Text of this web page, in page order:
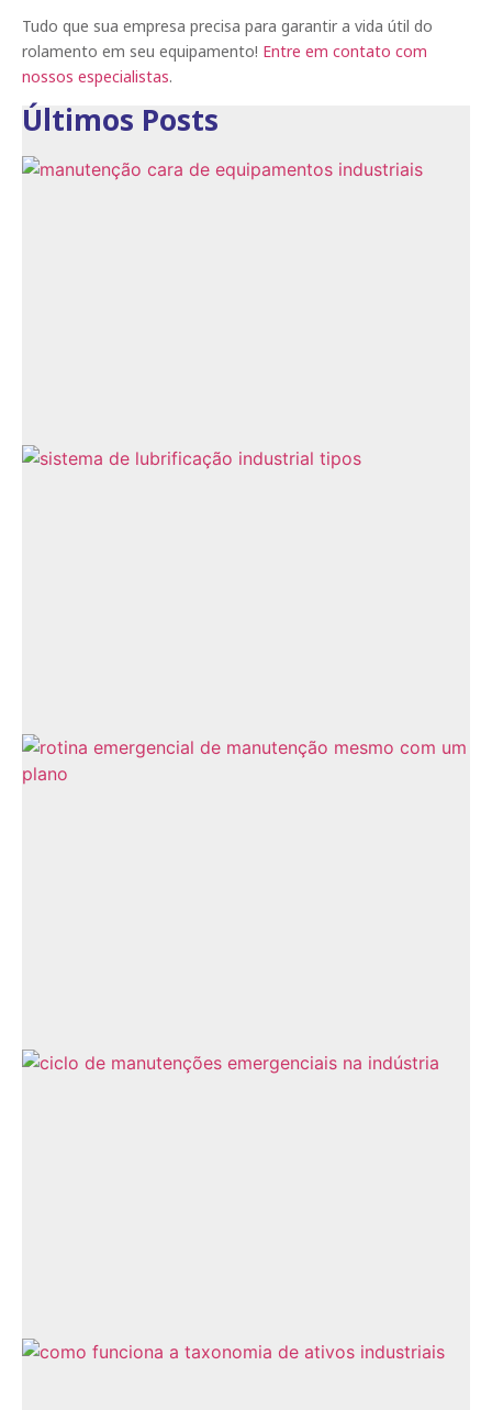
Tudo que sua empresa precisa para garantir a vida útil do
rolamento em seu equipamento! Entre em contato com
nossos especialistas.
Últimos Posts